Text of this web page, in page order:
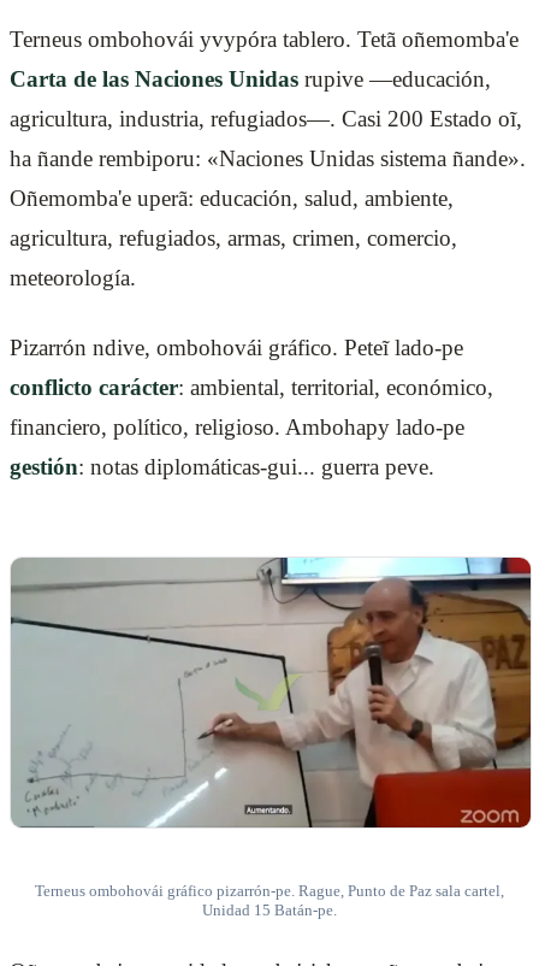
Terneus ombohovái yvypóra tablero. Tetã oñemomba'e
Carta de las Naciones Unidas rupive —educación,
agricultura, industria, refugiados—. Casi 200 Estado oĩ,
ha ñande rembiporu: «Naciones Unidas sistema ñande».
Oñemomba'e uperã: educación, salud, ambiente,
agricultura, refugiados, armas, crimen, comercio,
meteorología.
Pizarrón ndive, ombohovái gráfico. Peteĩ lado-pe
conflicto carácter: ambiental, territorial, económico,
financiero, político, religioso. Ambohapy lado-pe
gestión: notas diplomáticas-gui... guerra peve.
Terneus ombohovái gráfico pizarrón-pe. Rague, Punto de Paz sala cartel,
Unidad 15 Batán-pe.